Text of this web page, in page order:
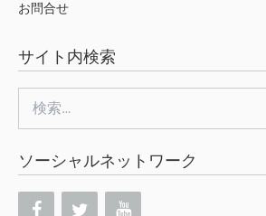
お問合せ
サイト内検索
索:
ソーシャルネットワーク